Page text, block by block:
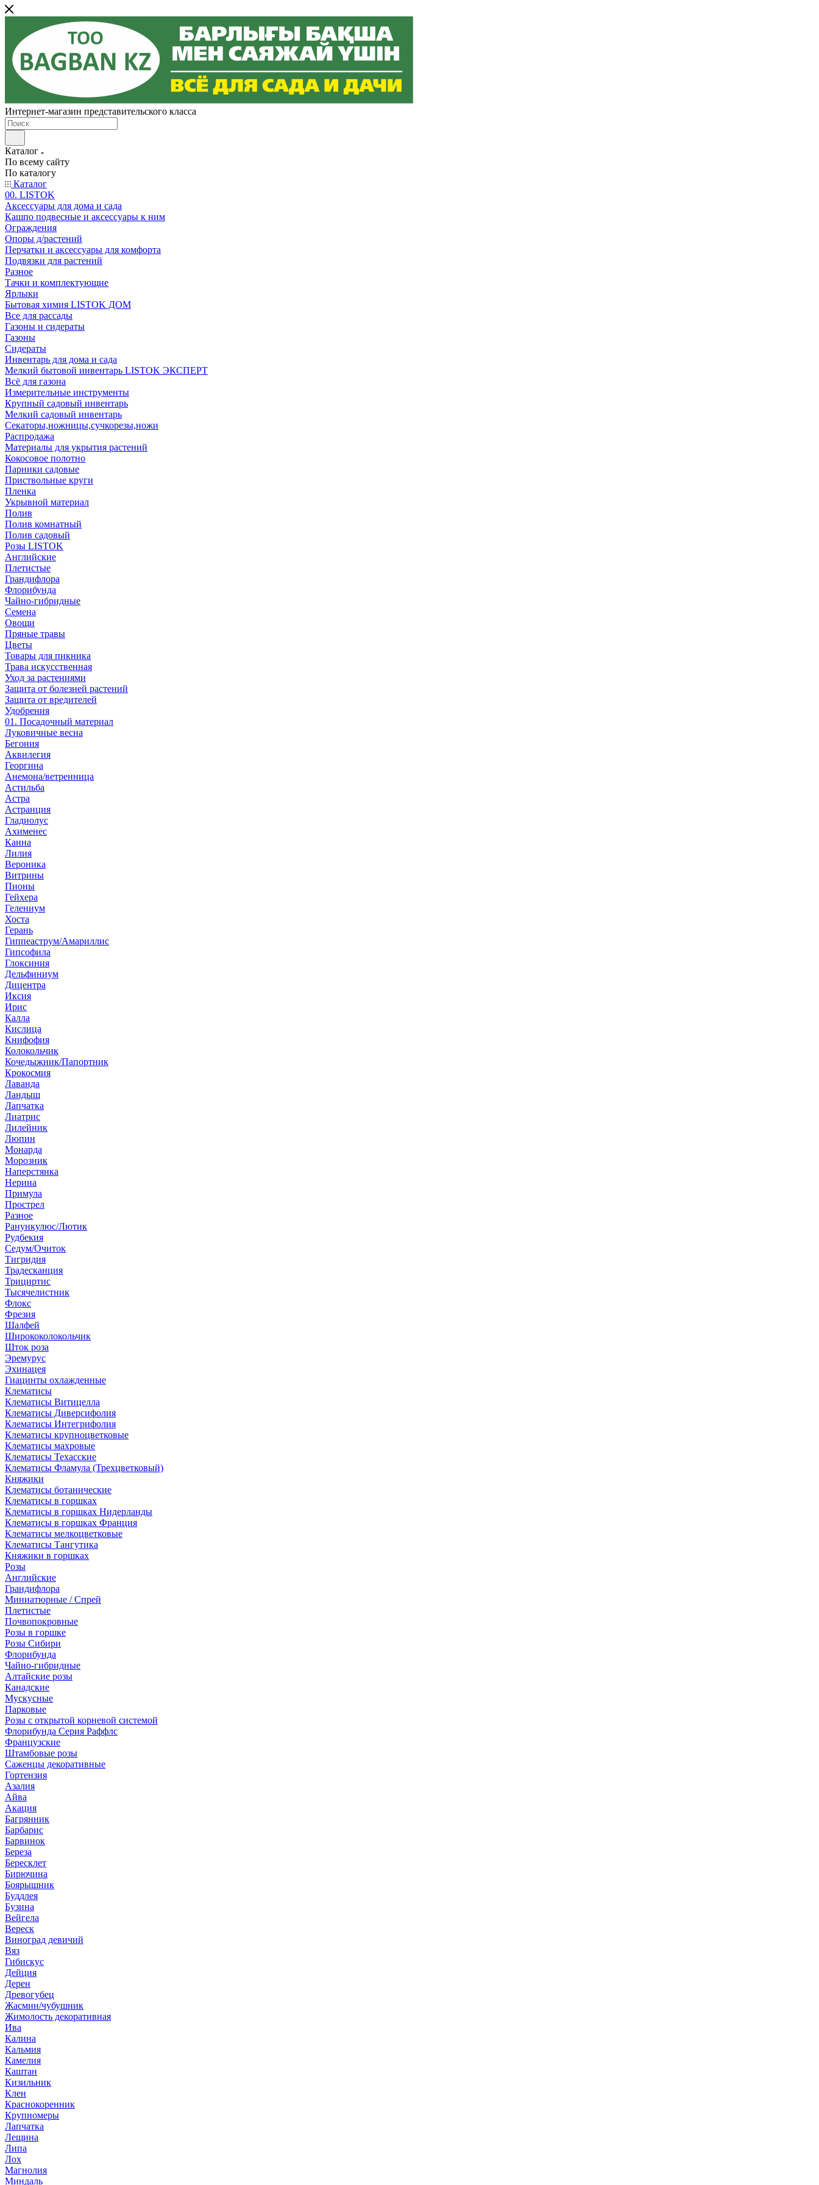
Интернет-магазин представительского класса
Каталог
По всему сайту
По каталогу
Каталог
00. LISTOK
Аксессуары для дома и сада
Кашпо подвесные и аксессуары к ним
Ограждения
Опоры д/растений
Перчатки и аксессуары для комфорта
Подвязки для растений
Разное
Тачки и комплектующие
Ярлыки
Бытовая химия LISTOK ДОМ
Все для рассады
Газоны и сидераты
Газоны
Сидераты
Инвентарь для дома и сада
Мелкий бытовой инвентарь LISTOK ЭКСПЕРТ
Всё для газона
Измерительные инструменты
Крупный садовый инвентарь
Мелкий садовый инвентарь
Секаторы,ножницы,сучкорезы,ножи
Распродажа
Материалы для укрытия растений
Кокосовое полотно
Парники садовые
Приствольные круги
Пленка
Укрывной материал
Полив
Полив комнатный
Полив садовый
Розы LISTOK
Английские
Плетистые
Грандифлора
Флорибунда
Чайно-гибридные
Семена
Овощи
Пряные травы
Цветы
Товары для пикника
Трава искусственная
Уход за растениями
Защита от болезней растений
Защита от вредителей
Удобрения
01. Посадочный материал
Луковичные весна
Бегония
Аквилегия
Георгина
Анемона/ветренница
Астильба
Астра
Астранция
Гладиолус
Ахименес
Канна
Лилия
Вероника
Витрины
Пионы
Гейхера
Гелениум
Хоста
Герань
Гиппеаструм/Амариллис
Гипсофила
Глоксиния
Дельфиниум
Дицентра
Иксия
Ирис
Калла
Кислица
Книфофия
Колокольчик
Кочедыжник/Папортник
Крокосмия
Лаванда
Ландыш
Лапчатка
Лиатрис
Лилейник
Люпин
Монарда
Морозник
Наперстянка
Нерина
Примула
Прострел
Разное
Ранункулюс/Лютик
Рудбекия
Седум/Очиток
Тигридия
Традесканция
Трициртис
Тысячелистник
Флокс
Фрезия
Шалфей
Ширококолокольчик
Шток роза
Эремурус
Эхинацея
Гиацинты охлажденные
Клематисы
Клематисы Витицелла
Клематисы Диверсифолия
Клематисы Интегрифолия
Клематисы крупноцветковые
Клематисы махровые
Клематисы Техасские
Клематисы Фламула (Трехцветковый)
Княжики
Клематисы ботанические
Клематисы в горшках
Клематисы в горшках Нидерланды
Клематисы в горшках Франция
Клематисы мелкоцветковые
Клематисы Тангутика
Княжики в горшках
Розы
Английские
Грандифлора
Миниатюрные / Спрей
Плетистые
Почвопокровные
Розы в горшке
Розы Сибири
Флорибунда
Чайно-гибридные
Алтайские розы
Канадские
Мускусные
Парковые
Розы с открытой корневой системой
Флорибунда Серия Раффлс
Французские
Штамбовые розы
Саженцы декоративные
Гортензия
Азалия
Айва
Акация
Багрянник
Барбарис
Барвинок
Береза
Бересклет
Бирючина
Боярышник
Буддлея
Бузина
Вейгела
Вереск
Виноград девичий
Вяз
Гибискус
Дейция
Дерен
Древогубец
Жасмин/чубушник
Жимолость декоративная
Ива
Калина
Кальмия
Камелия
Каштан
Кизильник
Клен
Краснокоренник
Крупномеры
Лапчатка
Лещина
Липа
Лох
Магнолия
Миндаль